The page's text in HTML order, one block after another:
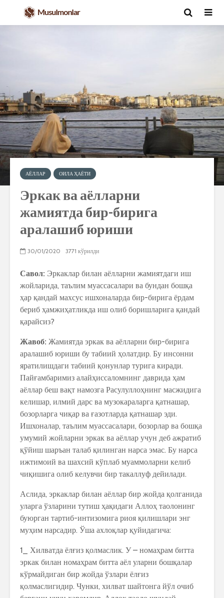
АЁЛЛАР ОИЛА ҲАЁТИ
Эркак ва аёлларни
жамиятда бир-бирига
аралашиб юриши
30/01/2020 3771 кўрилди
Савол: Эркаклар билан аёлларни жамиятдаги иш
жойларида, таълим муассасалари ва бундан бошқа
ҳар қандай махсус ишхоналарда бир-бирига ёрдам
бериб ҳамжиҳатликда иш олиб боришларига қандай
қарайсиз?
Жавоб: Жамиятда эркак ва аёлларни бир-бирига
аралашиб юриши бу табиий ҳолатдир. Бу инсонни
яратилишдаги табиий қонунлар турига киради.
Пайғамбаримиз алайҳиссаломнинг даврида ҳам
аёллар беш вақт намозга Расулуллоҳнинг масжидига
келишар, илмий дарс ва музокараларга қатнашар,
бозорларга чиқар ва ғазотларда қатнашар эди.
Ишхоналар, таълим муассасалари, бозорлар ва бошқа
умумий жойларни эркак ва аёллар учун деб ажратиб
қўйиш шаръан талаб қилинган нарса эмас. Бу нарса
ижтимоий ва шахсий кўплаб муаммоларни келиб
чиқишига олиб келувчи бир такаллуф дейилади.
Аслида, эркаклар билан аёллар бир жойда қолганида
уларга ўзларини тутиш ҳақидаги Аллоҳ таолонинг
буюрган тартиб-интизомига риоя қилишлари энг
муҳим нарсадир. Ўша ахлоқлар қуйидагича:
1_ Хилватда ёлғиз қолмаслик. У – номаҳрам битта
эркак билан номаҳрам битта аёл уларни бошқалар
кўрмайдиган бир жойда ўзлари ёлғиз
қолмаслигидир. Чунки, хилват шайтонга йўл очиб